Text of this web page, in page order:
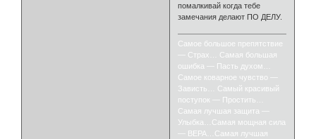
помалкивай когда тебе
замечания делают ПО ДЕЛУ.
Самое большое препятствие
— Страх… Самая большая
ошибка — Пасть духом…
Самое коварное чувство —
Зависть… Самый красивый
поступок — Простить…
Самая лучшая защита —
Улыбка…Самая мощная сила
— ВЕРА…Самая лучшая